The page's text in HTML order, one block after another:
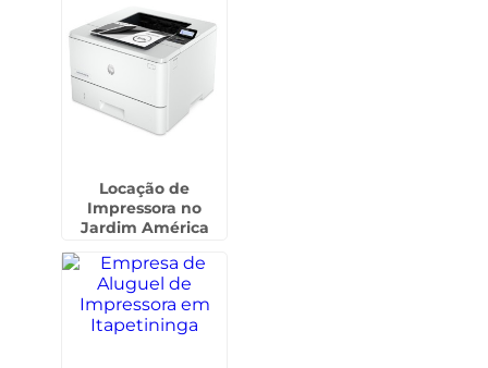
Locação de
Impressora no
Jardim América